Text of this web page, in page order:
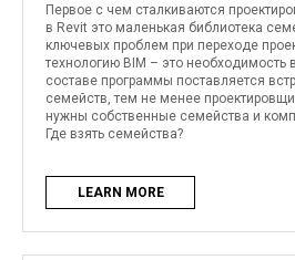
Первое с чем сталкиваются
в Revit это маленькая библиотека
ключевых проблем при переходе
технологию BIM – это необходимость
составе программы поставляется
семейств, тем не менее
нужны собственные семейства и
Где взять семейства?
LEARN MORE